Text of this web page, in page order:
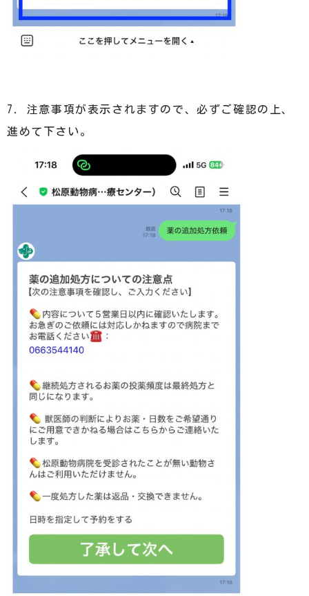
7. 注意事項が表示されますので、必ずご確認の上、
進めて下さい。